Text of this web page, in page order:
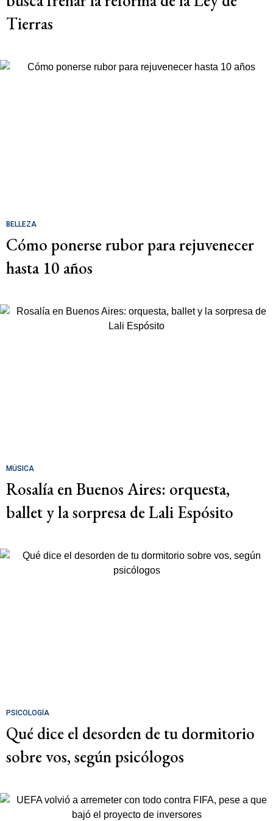
Tierras
BELLEZA
Cómo ponerse rubor para rejuvenecer
hasta 10 años
MÚSICA
Rosalía en Buenos Aires: orquesta,
ballet y la sorpresa de Lali Espósito
PSICOLOGÍA
Qué dice el desorden de tu dormitorio
sobre vos, según psicólogos